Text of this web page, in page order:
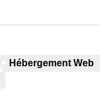
Hébergement Web